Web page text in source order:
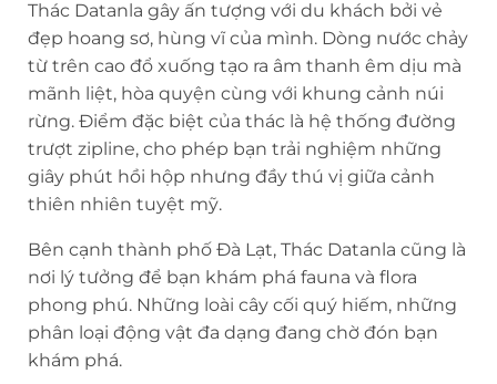
Thác Datanla gây ấn tượng với du khách bởi vẻ
đẹp hoang sơ, hùng vĩ của mình. Dòng nước chảy
từ trên cao đổ xuống tạo ra âm thanh êm dịu mà
mãnh liệt, hòa quyện cùng với khung cảnh núi
rừng. Điểm đặc biệt của thác là hệ thống đường
trượt zipline, cho phép bạn trải nghiệm những
giây phút hồi hộp nhưng đầy thú vị giữa cảnh
thiên nhiên tuyệt mỹ.
Bên cạnh thành phố Đà Lạt, Thác Datanla cũng là
nơi lý tưởng để bạn khám phá fauna và flora
phong phú. Những loài cây cối quý hiếm, những
phân loại động vật đa dạng đang chờ đón bạn
khám phá.